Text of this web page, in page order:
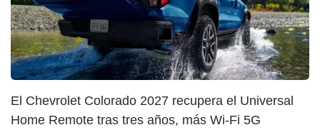
El Chevrolet Colorado 2027 recupera el Universal
Home Remote tras tres años, más Wi-Fi 5G